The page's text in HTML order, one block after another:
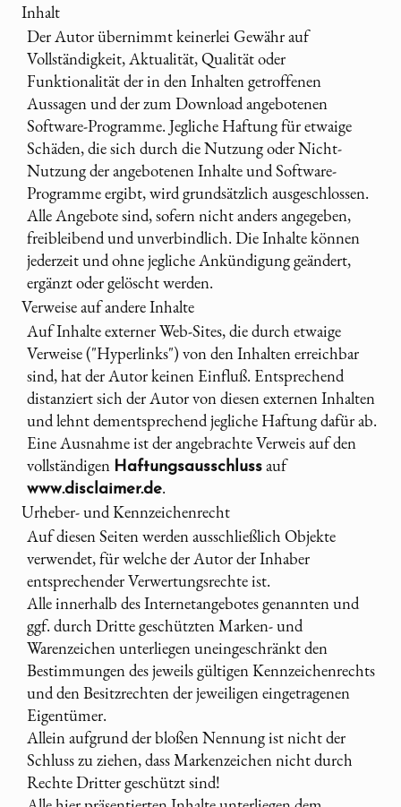
Inhalt
Der Autor übernimmt keinerlei Gewähr auf
Vollständigkeit, Aktualität, Qualität oder
Funktionalität der in den Inhalten getroffenen
Aussagen und der zum Download angebotenen
Software-Programme. Jegliche Haftung für etwaige
Schäden, die sich durch die Nutzung oder Nicht-
Nutzung der angebotenen Inhalte und Software-
Programme ergibt, wird grundsätzlich ausgeschlossen.
Alle Angebote sind, sofern nicht anders angegeben,
freibleibend und unverbindlich. Die Inhalte können
jederzeit und ohne jegliche Ankündigung geändert,
ergänzt oder gelöscht werden.
Verweise auf andere Inhalte
Auf Inhalte externer Web-Sites, die durch etwaige
Verweise ("Hyperlinks") von den Inhalten erreichbar
sind, hat der Autor keinen Einfluß. Entsprechend
distanziert sich der Autor von diesen externen Inhalten
und lehnt dementsprechend jegliche Haftung dafür ab.
Eine Ausnahme ist der angebrachte Verweis auf den
vollständigen Haftungsausschluss auf
www.disclaimer.de.
Urheber- und Kennzeichenrecht
Auf diesen Seiten werden ausschließlich Objekte
verwendet, für welche der Autor der Inhaber
entsprechender Verwertungsrechte ist.
Alle innerhalb des Internetangebotes genannten und
ggf. durch Dritte geschützten Marken- und
Warenzeichen unterliegen uneingeschränkt den
Bestimmungen des jeweils gültigen Kennzeichenrechts
und den Besitzrechten der jeweiligen eingetragenen
Eigentümer.
Allein aufgrund der bloßen Nennung ist nicht der
Schluss zu ziehen, dass Markenzeichen nicht durch
Rechte Dritter geschützt sind!